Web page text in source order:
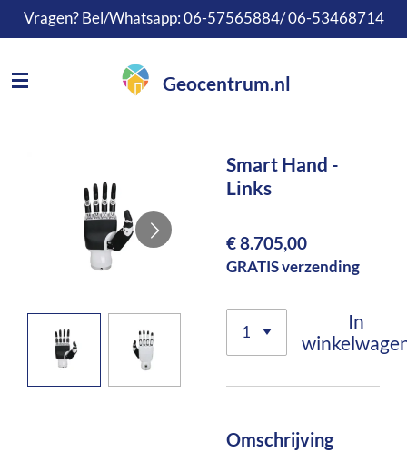
Ga
direct
de
Vragen? Bel/Whatsapp: 06-57565884/ 06-53468714
Geocentrum.nl
Smart Hand -
Links
€ 8.705,00
GRATIS verzending
In
Omschrijving